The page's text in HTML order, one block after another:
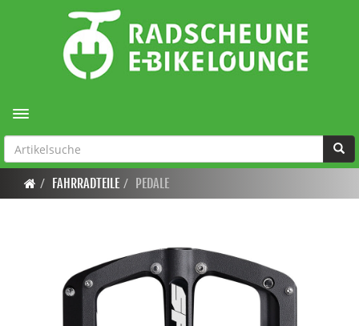
Toggle navigation
FAHRRADTEILE PEDALE